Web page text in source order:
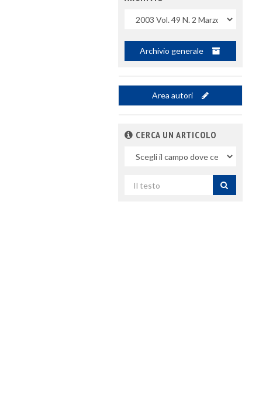
Archivio generale
Area autori
CERCA UN ARTICOLO
campo
per